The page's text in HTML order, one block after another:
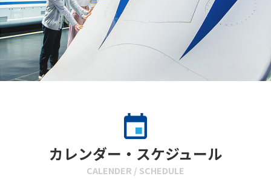
カレンダー・スケジュール
CALENDER / SCHEDULE